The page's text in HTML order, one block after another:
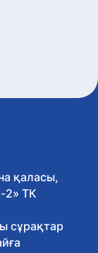
қаласы,
2» ТК
сұрақтар